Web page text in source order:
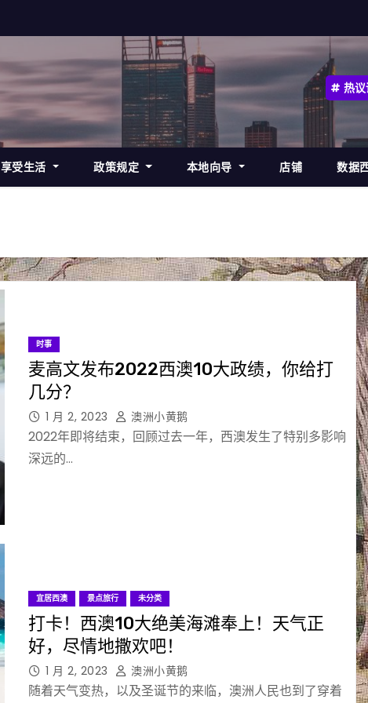
热
享受生活 政策规定 本地向导 店铺 数据
时事
麦高文发布2022西澳10大政绩，你给打
几分？
1 月 2, 2023 澳洲小黄鹅
2022年即将结束，回顾过去一年，西澳发生了特别多影响
深远的…
宜居西澳 景点旅行 未分类
打卡！西澳10大绝美海滩奉上！天气正
好，尽情地撒欢吧！
1 月 2, 2023 澳洲小黄鹅
随着天气变热，以及圣诞节的来临，澳洲人民也到了穿着